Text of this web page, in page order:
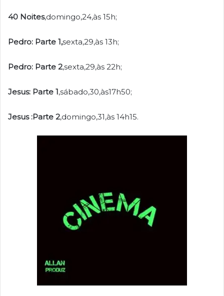
40 Noites,domingo,24,às 15h;
Pedro: Parte 1,sexta,29,às 13h;
Pedro: Parte 2,sexta,29,às 22h;
Jesus: Parte 1,sábado,30,às17h50;
Jesus :Parte 2,domingo,31,às 14h15.